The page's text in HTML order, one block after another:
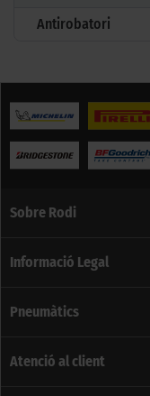
Antirobatori
Sobre Rodi
Informació Legal
Pneumàtics
Atenció al client